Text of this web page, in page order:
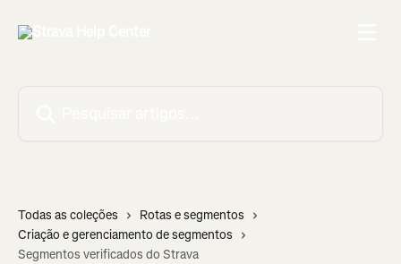
Todas as coleções
Rotas e segmentos
Criação e gerenciamento de segmentos
Segmentos verificados do Strava